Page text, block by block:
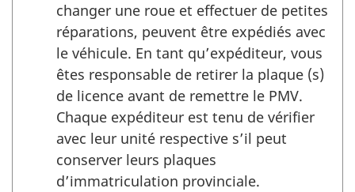
changer une roue et effectuer de petites
réparations, peuvent être expédiés avec
le véhicule. En tant qu’expéditeur, vous
êtes responsable de retirer la plaque (s)
de licence avant de remettre le PMV.
Chaque expéditeur est tenu de vérifier
avec leur unité respective s’il peut
conserver leurs plaques
d’immatriculation provinciale.